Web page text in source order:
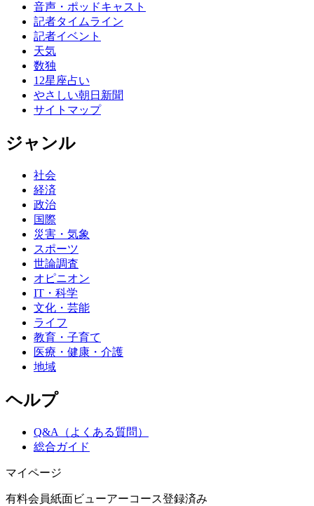
音声・ポッドキャスト
記者タイムライン
記者イベント
天気
数独
12星座占い
やさしい朝日新聞
サイトマップ
ジャンル
社会
経済
政治
国際
災害・気象
スポーツ
世論調査
オピニオン
IT・科学
文化・芸能
ライフ
教育・子育て
医療・健康・介護
地域
ヘルプ
Q&A（よくある質問）
総合ガイド
マイページ
有料会員紙面ビューアーコース登録済み